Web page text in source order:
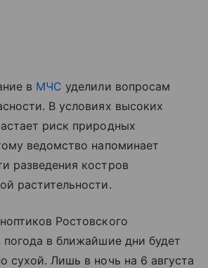
в МЧС уделили вопросам
В условиях высоких
риск природных
ведомство напоминает
разведения костров
растительности.
Ростовского
погода в ближайшие дни будет
сухой. Лишь в ночь на 6 августа